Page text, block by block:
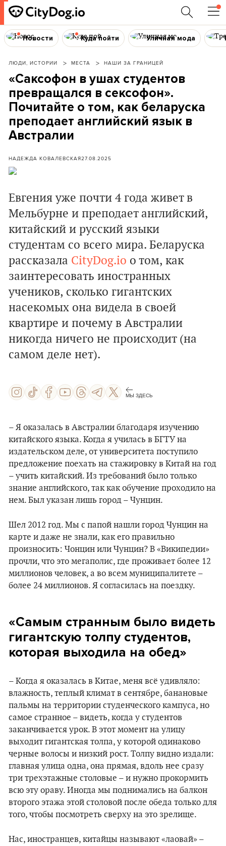
Новости Куда пойти Уличная мода
ЛЮДИ, ИСТОРИИ МЕСТА НАШИ ЗА ГРАНИЦЕЙ
«Саксофон в ушах студентов
превращался в сексофон».
Почитайте о том, как беларуска
преподает английский язык в
Австралии
НАДЕЖДА КОВАЛЕВСКАЯ27.08.2025
Евгения уже почти 4 года живет в
Мельбурне и преподает английский,
китайский и русский языки
студентам со всего мира. Беларуска
рассказала CityDog.io о том, как
заинтересовать иностранных
учеников, сколько гигантских
насекомых она видела в своей
квартире и почему в Австралии
никогда ничего не происходит (на
самом деле нет).
МЫ ЗДЕСЬ
– Я оказалась в Австралии благодаря изучению
китайского языка. Когда я училась в БГТУ на
издательском деле, от университета поступило
предложение поехать на стажировку в Китай на год
– учить китайский. Из требований было только
знание английского, так как обучение проходило на
нем. Был указан лишь город – Чунцин.
Шел 2012 год. Мы с папой нашли город Чунцин на
карте и даже не знали, как его правильно
произносить: Чонцин или Чунцин? В «Википедии»
прочли, что это мегаполис, где проживает более 12
миллионов человек, а во всем муниципалитете –
более 24 миллионов. Я согласилась на поездку.
«Самым странным было видеть
гигантскую толпу студентов,
которая выходила на обед»
– Когда я оказалась в Китае, меня всё удивляло:
влажность, теплый климат в сентябре, банановые
пальмы на территории студенческого кампуса, но
самое странное – видеть, когда у студентов
заканчивается урок. В этот момент на улицу
выходит гигантская толпа, у которой одинаково
черные волосы и низкий рост. Толпу видно издали:
главная улица одна, она прямая, вдоль нее сразу
три трехэтажные столовые – и нужно прокормить
всю эту ораву. Иногда мы поднимались на балкон
второго этажа этой столовой после обеда только для
того, чтобы посмотреть сверху на это зрелище.
Нас, иностранцев, китайцы называют «лаовай» –